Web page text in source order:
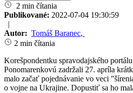
2 min čítania
Publikované: 2022-07-04 19:30:59
|
Autor: Tomáš Baranec,
2 min čítania
Korešpondentku spravodajského
Ponomarenkovú zadržali 27. apríla
malo začať pojednávanie vo veci
o vojne na Ukrajine. Dopustiť sa ho